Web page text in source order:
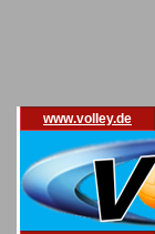
www.volley.de